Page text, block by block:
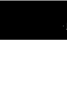
·